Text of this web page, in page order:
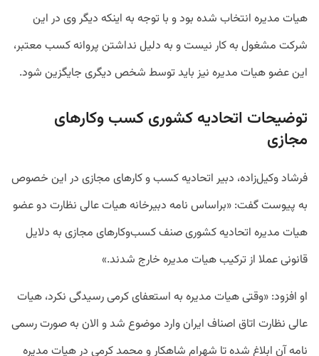
هیات مدیره انتخاب شده بود و با توجه به اینکه دیگر وی در این
شرکت مشغول به کار نیست و به دلیل نداشتن پروانه کسب معتبر،
این عضو هیات مدیره نیز باید توسط شخص دیگری جایگزین شود.
توضیحات اتحادیه کشوری کسب وکارهای
مجازی
فرشاد وکیل‌زاده، دبیر اتحادیه کسب و کارهای مجازی در این خصوص
به پیوست گفت: «براساس نامه دبیرخانه هیات عالی نظارت دو عضو
هیات مدیره اتحادیه کشوری صنف کسب‌وکارهای مجازی به دلایل
قانونی عملا از ترکیب هیات مدیره خارج شدند.»
او افزود: «وقتی هیات مدیره به استعفای کرمی رسیدگی نکرد، هیات
عالی نظارت اتاق اصناف ایران وارد موضوع شد و الان به صورت رسمی
نامه آن ابلاغ شده تا شهرام شاهکار و محمد کرمی در هیات مدیره